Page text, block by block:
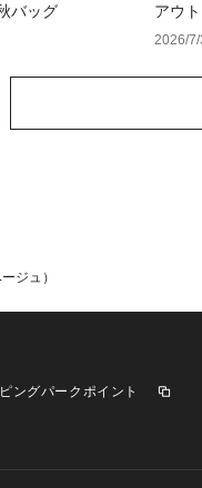
バッグ アウ
2026/7/
ジュ）
ングパークポイント